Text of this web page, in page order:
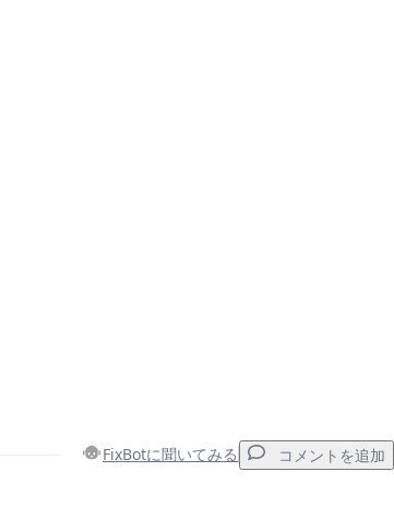
FixBotに聞いてみる コメントを追加